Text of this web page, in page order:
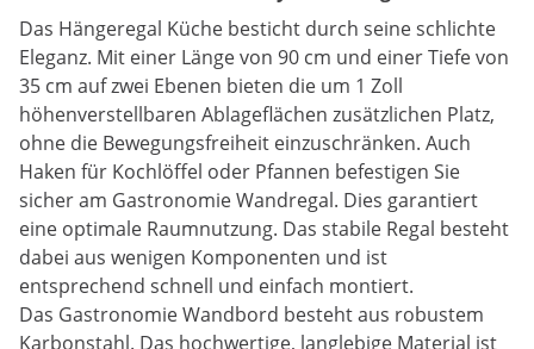
Das Hängeregal Küche besticht durch seine schlichte
Eleganz. Mit einer Länge von 90 cm und einer Tiefe von
35 cm auf zwei Ebenen bieten die um 1 Zoll
höhenverstellbaren Ablageflächen zusätzlichen Platz,
ohne die Bewegungsfreiheit einzuschränken. Auch
Haken für Kochlöffel oder Pfannen befestigen Sie
sicher am Gastronomie Wandregal. Dies garantiert
eine optimale Raumnutzung. Das stabile Regal besteht
dabei aus wenigen Komponenten und ist
entsprechend schnell und einfach montiert.
Das Gastronomie Wandbord besteht aus robustem
Karbonstahl. Das hochwertige, langlebige Material ist